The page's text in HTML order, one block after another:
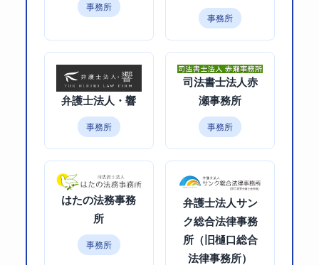
事務所
事務所
弁護士法人・響
事務所
司法書士法人赤
瀬事務所
事務所
はたの法務事務
所
事務所
弁護士法人サン
ク総合法律事務
所（旧樋口総合
法律事務所）